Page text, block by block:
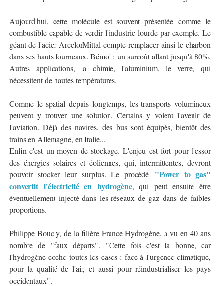
Aujourd'hui, cette molécule est souvent présentée comme le
combustible capable de verdir l'industrie lourde par exemple. Le
géant de l'acier ArcelorMittal compte remplacer ainsi le charbon
dans ses hauts fourneaux. Bémol : un surcoût allant jusqu'à 80%.
Autres applications, la chimie, l'aluminium, le verre, qui
nécessitent de hautes températures.
Comme le spatial depuis longtemps, les transports volumineux
peuvent y trouver une solution. Certains y voient l'avenir de
l'aviation. Déjà des navires, des bus sont équipés, bientôt des
trains en Allemagne, en Italie...
Enfin c'est un moyen de stockage. L'enjeu est fort pour l'essor
des énergies solaires et éoliennes, qui, intermittentes, devront
pouvoir stocker leur surplus. Le procédé "Power to gas"
convertit l'électricité en hydrogène, qui peut ensuite être
éventuellement injecté dans les réseaux de gaz dans de faibles
proportions.
Philippe Boucly, de la filière France Hydrogène, a vu en 40 ans
nombre de "faux départs". "Cette fois c'est la bonne, car
l'hydrogène coche toutes les cases : face à l'urgence climatique,
pour la qualité de l'air, et aussi pour réindustrialiser les pays
occidentaux".